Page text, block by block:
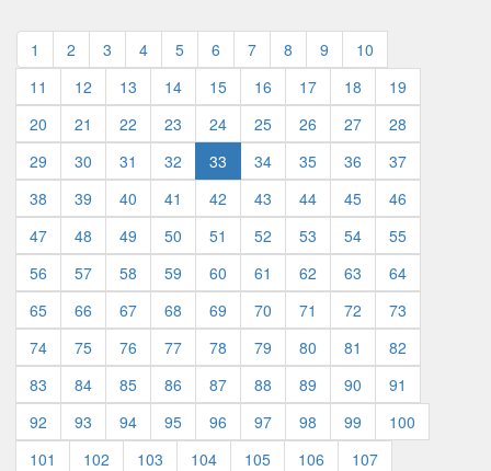
1 2 3 4 5 6 7 8 9
10
11
12 13 14 15 16 17 18
19
20
21 22 23 24 25 26 27
28
29
30 31 32 33 34 35 36
37
38
39 40 41 42 43 44 45
46
47
48 49 50 51 52 53 54
55
56
57 58 59 60 61 62 63
64
65
66 67 68 69 70 71 72
73
74
75 76 77 78 79 80 81
82
83
84 85 86 87 88 89 90
91
92
93 94 95 96 97 98 99
100
101
102 103 104 105 106
107